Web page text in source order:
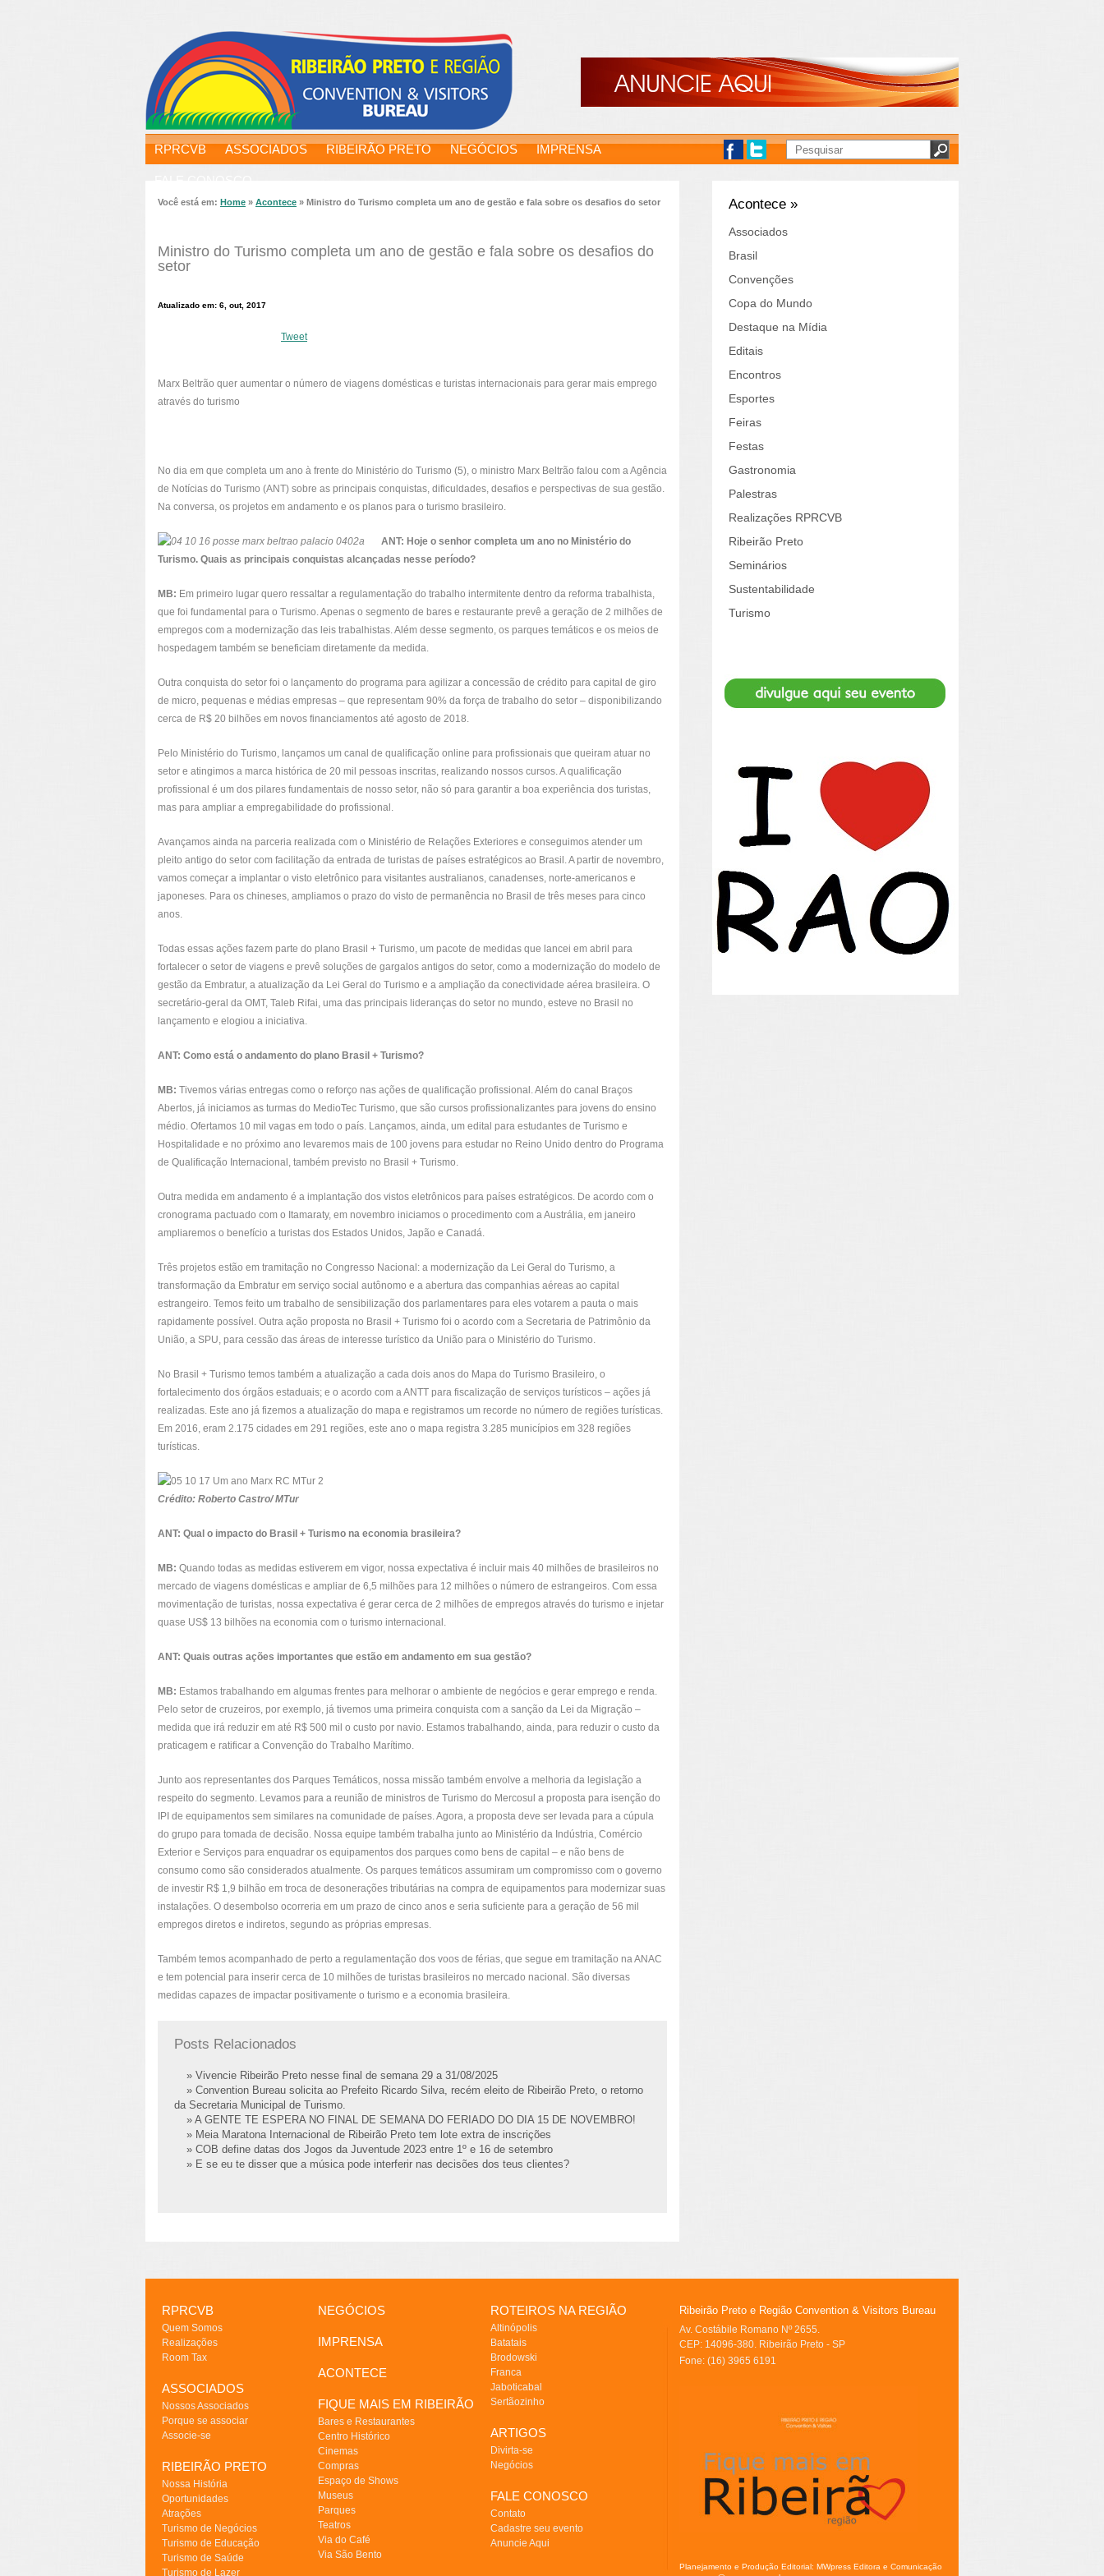
RPRCVB ASSOCIADOS RIBEIRÃO PRETO NEGÓCIOS IMPRENSA
Você está em: Home » Acontece » Ministro do Turismo completa um ano de gestão e fala sobre os desafios do setor
Ministro do Turismo completa um ano de gestão e fala sobre os desafios do
setor
Atualizado em: 6, out, 2017
Tweet
Marx Beltrão quer aumentar o número de viagens domésticas e turistas internacionais para gerar mais emprego
através do turismo
No dia em que completa um ano à frente do Ministério do Turismo (5), o ministro Marx Beltrão falou com a Agência
de Notícias do Turismo (ANT) sobre as principais conquistas, dificuldades, desafios e perspectivas de sua gestão.
Na conversa, os projetos em andamento e os planos para o turismo brasileiro.
ANT: Hoje o senhor completa um ano no Ministério do
Turismo. Quais as principais conquistas alcançadas nesse período?
MB: Em primeiro lugar quero ressaltar a regulamentação do trabalho intermitente dentro da reforma trabalhista,
que foi fundamental para o Turismo. Apenas o segmento de bares e restaurante prevê a geração de 2 milhões de
empregos com a modernização das leis trabalhistas. Além desse segmento, os parques temáticos e os meios de
hospedagem também se beneficiam diretamente da medida.
Outra conquista do setor foi o lançamento do programa para agilizar a concessão de crédito para capital de giro
de micro, pequenas e médias empresas – que representam 90% da força de trabalho do setor – disponibilizando
cerca de R$ 20 bilhões em novos financiamentos até agosto de 2018.
Pelo Ministério do Turismo, lançamos um canal de qualificação online para profissionais que queiram atuar no
setor e atingimos a marca histórica de 20 mil pessoas inscritas, realizando nossos cursos. A qualificação
profissional é um dos pilares fundamentais de nosso setor, não só para garantir a boa experiência dos turistas,
mas para ampliar a empregabilidade do profissional.
Avançamos ainda na parceria realizada com o Ministério de Relações Exteriores e conseguimos atender um
pleito antigo do setor com facilitação da entrada de turistas de países estratégicos ao Brasil. A partir de novembro,
vamos começar a implantar o visto eletrônico para visitantes australianos, canadenses, norte-americanos e
japoneses. Para os chineses, ampliamos o prazo do visto de permanência no Brasil de três meses para cinco
anos.
Todas essas ações fazem parte do plano Brasil + Turismo, um pacote de medidas que lancei em abril para
fortalecer o setor de viagens e prevê soluções de gargalos antigos do setor, como a modernização do modelo de
gestão da Embratur, a atualização da Lei Geral do Turismo e a ampliação da conectividade aérea brasileira. O
secretário-geral da OMT, Taleb Rifai, uma das principais lideranças do setor no mundo, esteve no Brasil no
lançamento e elogiou a iniciativa.
ANT: Como está o andamento do plano Brasil + Turismo?
MB: Tivemos várias entregas como o reforço nas ações de qualificação profissional. Além do canal Braços
Abertos, já iniciamos as turmas do MedioTec Turismo, que são cursos profissionalizantes para jovens do ensino
médio. Ofertamos 10 mil vagas em todo o país. Lançamos, ainda, um edital para estudantes de Turismo e
Hospitalidade e no próximo ano levaremos mais de 100 jovens para estudar no Reino Unido dentro do Programa
de Qualificação Internacional, também previsto no Brasil + Turismo.
Outra medida em andamento é a implantação dos vistos eletrônicos para países estratégicos. De acordo com o
cronograma pactuado com o Itamaraty, em novembro iniciamos o procedimento com a Austrália, em janeiro
ampliaremos o benefício a turistas dos Estados Unidos, Japão e Canadá.
Três projetos estão em tramitação no Congresso Nacional: a modernização da Lei Geral do Turismo, a
transformação da Embratur em serviço social autônomo e a abertura das companhias aéreas ao capital
estrangeiro. Temos feito um trabalho de sensibilização dos parlamentares para eles votarem a pauta o mais
rapidamente possível. Outra ação proposta no Brasil + Turismo foi o acordo com a Secretaria de Patrimônio da
União, a SPU, para cessão das áreas de interesse turístico da União para o Ministério do Turismo.
No Brasil + Turismo temos também a atualização a cada dois anos do Mapa do Turismo Brasileiro, o
fortalecimento dos órgãos estaduais; e o acordo com a ANTT para fiscalização de serviços turísticos – ações já
realizadas. Este ano já fizemos a atualização do mapa e registramos um recorde no número de regiões turísticas.
Em 2016, eram 2.175 cidades em 291 regiões, este ano o mapa registra 3.285 municípios em 328 regiões
turísticas.
Crédito: Roberto Castro/ MTur
ANT: Qual o impacto do Brasil + Turismo na economia brasileira?
MB: Quando todas as medidas estiverem em vigor, nossa expectativa é incluir mais 40 milhões de brasileiros no
mercado de viagens domésticas e ampliar de 6,5 milhões para 12 milhões o número de estrangeiros. Com essa
movimentação de turistas, nossa expectativa é gerar cerca de 2 milhões de empregos através do turismo e injetar
quase US$ 13 bilhões na economia com o turismo internacional.
ANT: Quais outras ações importantes que estão em andamento em sua gestão?
MB: Estamos trabalhando em algumas frentes para melhorar o ambiente de negócios e gerar emprego e renda.
Pelo setor de cruzeiros, por exemplo, já tivemos uma primeira conquista com a sanção da Lei da Migração –
medida que irá reduzir em até R$ 500 mil o custo por navio. Estamos trabalhando, ainda, para reduzir o custo da
praticagem e ratificar a Convenção do Trabalho Marítimo.
Junto aos representantes dos Parques Temáticos, nossa missão também envolve a melhoria da legislação a
respeito do segmento. Levamos para a reunião de ministros de Turismo do Mercosul a proposta para isenção do
IPI de equipamentos sem similares na comunidade de países. Agora, a proposta deve ser levada para a cúpula
do grupo para tomada de decisão. Nossa equipe também trabalha junto ao Ministério da Indústria, Comércio
Exterior e Serviços para enquadrar os equipamentos dos parques como bens de capital – e não bens de
consumo como são considerados atualmente. Os parques temáticos assumiram um compromisso com o governo
de investir R$ 1,9 bilhão em troca de desonerações tributárias na compra de equipamentos para modernizar suas
instalações. O desembolso ocorreria em um prazo de cinco anos e seria suficiente para a geração de 56 mil
empregos diretos e indiretos, segundo as próprias empresas.
Também temos acompanhado de perto a regulamentação dos voos de férias, que segue em tramitação na ANAC
e tem potencial para inserir cerca de 10 milhões de turistas brasileiros no mercado nacional. São diversas
medidas capazes de impactar positivamente o turismo e a economia brasileira.
Posts Relacionados
» Vivencie Ribeirão Preto nesse final de semana 29 a 31/08/2025
» Convention Bureau solicita ao Prefeito Ricardo Silva, recém eleito de Ribeirão Preto, o retorno
da Secretaria Municipal de Turismo.
» A GENTE TE ESPERA NO FINAL DE SEMANA DO FERIADO DO DIA 15 DE NOVEMBRO!
» Meia Maratona Internacional de Ribeirão Preto tem lote extra de inscrições
» COB define datas dos Jogos da Juventude 2023 entre 1º e 16 de setembro
» E se eu te disser que a música pode interferir nas decisões dos teus clientes?
Acontece »
Associados
Brasil
Convenções
Copa do Mundo
Destaque na Mídia
Editais
Encontros
Esportes
Feiras
Festas
Gastronomia
Palestras
Realizações RPRCVB
Ribeirão Preto
Seminários
Sustentabilidade
Turismo
RPRCVB
Quem Somos
Realizações
Room Tax
ASSOCIADOS
Nossos Associados
Porque se associar
Associe-se
RIBEIRÃO PRETO
Nossa História
Oportunidades
Atrações
Turismo de Negócios
Turismo de Educação
Turismo de Saúde
Turismo de Lazer
NEGÓCIOS
IMPRENSA
ACONTECE
FIQUE MAIS EM RIBEIRÃO
Bares e Restaurantes
Centro Histórico
Cinemas
Compras
Espaço de Shows
Museus
Parques
Teatros
Via do Café
Via São Bento
ROTEIROS NA REGIÃO
Altinópolis
Batatais
Brodowski
Franca
Jaboticabal
Sertãozinho
ARTIGOS
Divirta-se
Negócios
FALE CONOSCO
Contato
Cadastre seu evento
Anuncie Aqui
Ribeirão Preto e Região Convention & Visitors Bureau
Av. Costábile Romano Nº 2655.
CEP: 14096-380. Ribeirão Preto - SP
Fone: (16) 3965 6191
Planejamento e Produção Editorial: MWpress Editora e Comunicação